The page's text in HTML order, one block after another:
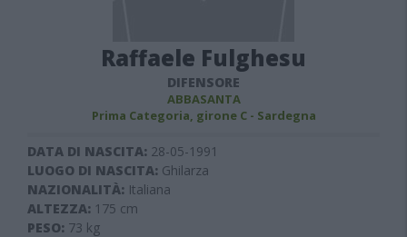
Raffaele Fulghesu
DIFENSORE
ABBASANTA
Prima Categoria, girone C - Sardegna
DATA DI NASCITA: 28-05-1991
LUOGO DI NASCITA: Ghilarza
NAZIONALITÀ: Italiana
ALTEZZA: 175 cm
PESO: 73 kg